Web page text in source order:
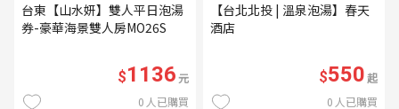
台東【山水妍】雙人平日泡湯
券-豪華海景雙人房MO26S
$1136元
0 人已購買
【台北北投 | 溫泉泡湯】春天
酒店
$550起
0 人已購買